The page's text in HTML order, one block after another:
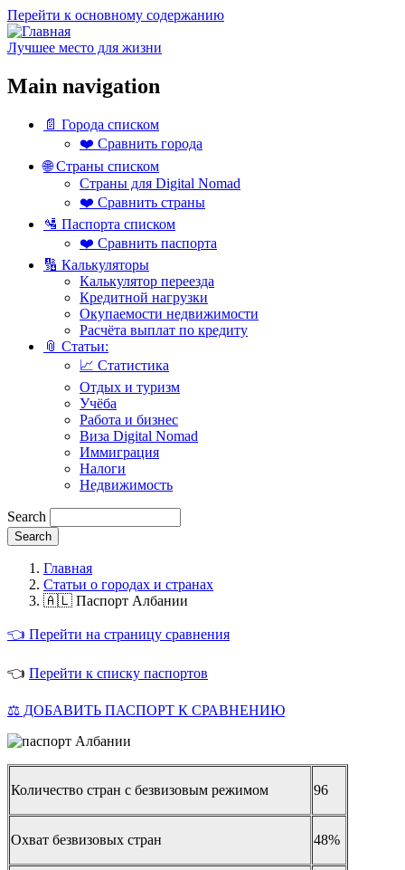
Перейти к основному содержанию
Лучшее место для жизни
Main navigation
📄 Города списком
❤️ Сравнить города
🌐 Страны списком
Страны для Digital Nomad
❤️ Сравнить страны
🛂 Паспорта списком
❤️ Сравнить паспорта
🔢 Калькуляторы
Калькулятор переезда
Кредитной нагрузки
Окупаемости недвижимости
Расчёта выплат по кредиту
📎 Статьи:
📈 Статистика
Отдых и туризм
Учёба
Работа и бизнес
Виза Digital Nomad
Иммиграция
Налоги
Недвижимость
Search
Главная
Статьи о городах и странах
🇦🇱 Паспорт Албании
👈 Перейти на страницу сравнения
👈 Перейти к списку паспортов
⚖️ ДОБАВИТЬ ПАСПОРТ К СРАВНЕНИЮ
Количество стран с безвизовым режимом 96
Охват безвизовых стран 48%